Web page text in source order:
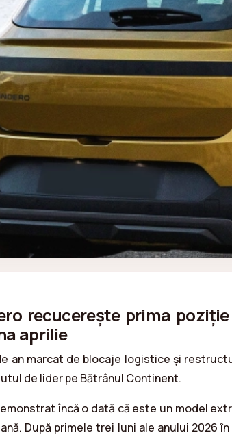
recucerește prima
aprilie
an marcat de blocaje logistice și
de lider pe Bătrânul Continent.
încă o dată că este un model
După primele trei luni ale anului 2026